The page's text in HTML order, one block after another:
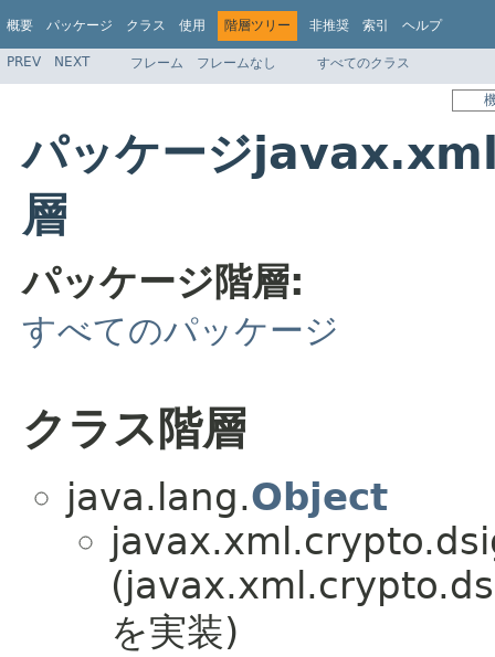
概要 パッケージ クラス 使用 階層ツリー 非推奨 索引 ヘルプ
PREV NEXT フレーム フレームなし すべてのクラス
パッケージ
層
パッケージ階層:
すべてのパッケージ
クラス階層
java.lang.Object
を実装)